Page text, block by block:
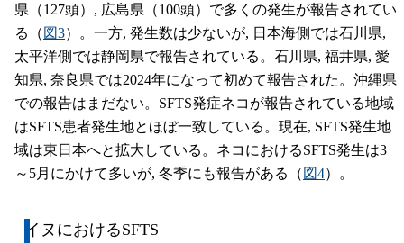
県（127頭）, 広島県（100頭）で多くの発生が報告されてい
る（ 図3）。一方, 発生数は少ないが, 日本海側では石川県,
太平洋側では静岡県で報告されている。石川県, 福井県, 愛
知県, 奈良県では2024年になって初めて報告された。沖縄県
での報告はまだない。SFTS発症ネコが報告されている地域
はSFTS患者発生地とほぼ一致している。現在, SFTS発生地
域は東日本へと拡大している。ネコにおけるSFTS発生は3
～5月にかけて多いが, 冬季にも報告がある（ 図4）。
イヌにおけるSFTS